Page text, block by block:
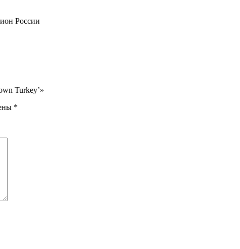
России
Turkey’»
*